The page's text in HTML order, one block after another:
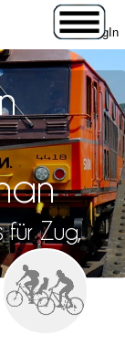
für Zug,